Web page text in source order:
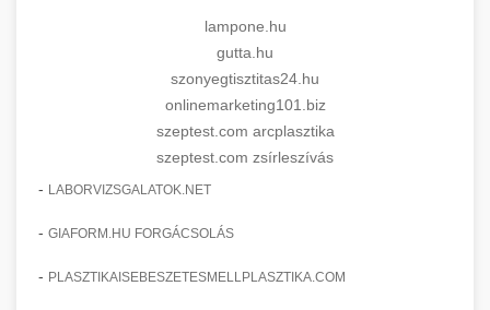
lampone.hu
gutta.hu
szonyegtisztitas24.hu
onlinemarketing101.biz
szeptest.com arcplasztika
szeptest.com zsírleszívás
- LABORVIZSGALATOK.NET
- GIAFORM.HU FORGÁCSOLÁS
- PLASZTIKAISEBESZETESMELLPLASZTIKA.COM